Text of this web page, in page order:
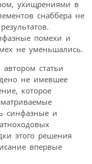
ухищрениями в
снаббера не
помехи и
не уменьшались.
статьи
не имевшее
которое
синфазные и
этого решения
впервые